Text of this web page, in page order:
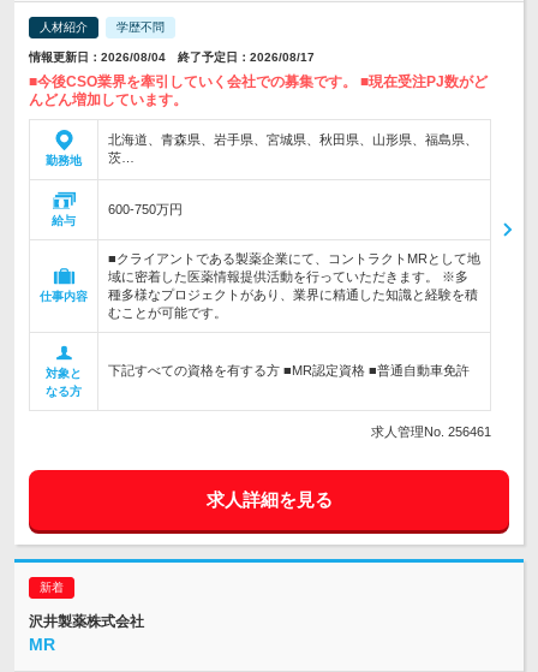
人材紹介 学歴不問
情報更新日：2026/08/04 終了予定日：2026/08/17
■今後CSO業界を牽引していく会社での募集です。 ■現在受注PJ数がど
んどん増加しています。
勤務地
北海道、青森県、岩手県、宮城県、秋田県、山形県、福島県、
茨…
給与
600-750万円
仕事内容
■クライアントである製薬企業にて、コントラクトMRとして地
域に密着した医薬情報提供活動を行っていただきます。 ※多
種多様なプロジェクトがあり、業界に精通した知識と経験を積
むことが可能です。
対象と
なる方
下記すべての資格を有する方 ■MR認定資格 ■普通自動車免許
求人管理No. 256461
求人詳細を見る
沢井製薬株式会社
MR